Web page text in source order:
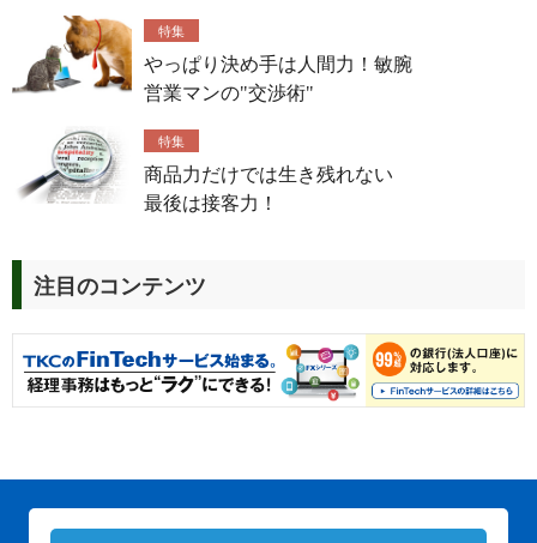
特集
やっぱり決め手は人間力！敏腕
営業マンの"交渉術"
特集
商品力だけでは生き残れない
最後は接客力！
注目のコンテンツ